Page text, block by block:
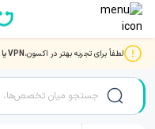
لطفاً برای تجربه بهتر در اکسون،VPN یا پروکسی صفحه اصلی/دکتر روانشناسی/